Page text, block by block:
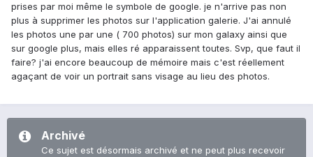
prises par moi même le symbole de google. je n'arrive pas non
plus à supprimer les photos sur l'application galerie. J'ai annulé
les photos une par une ( 700 photos) sur mon galaxy ainsi que
sur google plus, mais elles ré apparaissent toutes. Svp, que faut il
faire? j'ai encore beaucoup de mémoire mais c'est réellement
agaçant de voir un portrait sans visage au lieu des photos.
Archivé
Ce sujet est désormais archivé et ne peut plus recevoir